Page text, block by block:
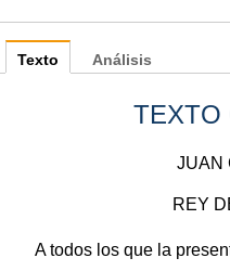
Texto
TEXTO
JUAN
REY
A todos los que la
Análisis